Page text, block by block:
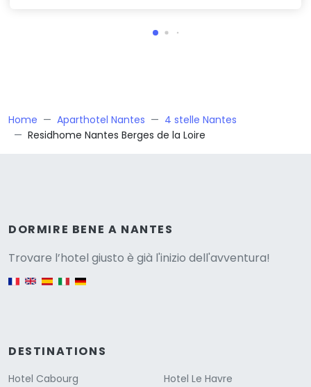
Home Aparthotel Nantes
4 stelle Nantes
Residhome Nantes Berges de la Loire
DORMIRE BENE A NANTES
Trovare l’hotel giusto è già l'inizio dell'avventura!
English version
DESTINATIONS
Hotel Cabourg
Hotel Le Havre